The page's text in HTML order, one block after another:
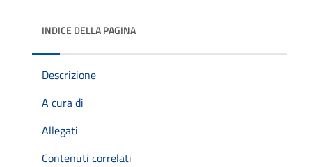
INDICE DELLA PAGINA
Descrizione
A cura di
Allegati
Contenuti correlati